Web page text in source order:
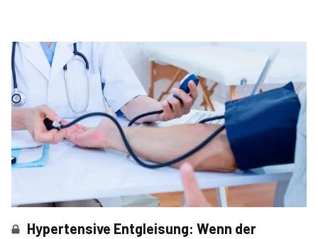
Hypertensive Entgleisung: Wenn der